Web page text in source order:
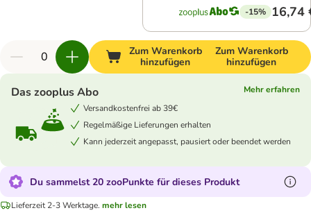
-15% 16,74
Zum Warenkorb
hinzufügen
Zum Warenkorb
hinzufügen
Das zooplus Abo
Mehr erfahren
Versandkostenfrei ab 39€
Regelmäßige Lieferungen erhalten
Kann jederzeit angepasst, pausiert oder beendet werden
Du sammelst 20 zooPunkte für dieses Produkt
Lieferzeit 2-3 Werktage. mehr lesen